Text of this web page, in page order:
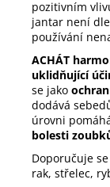
pozitivním
jantar není
používání
ACHÁT
uklidňující
se jako
dodává
úrovni
bolesti
Doporučuje
rak, střelec,